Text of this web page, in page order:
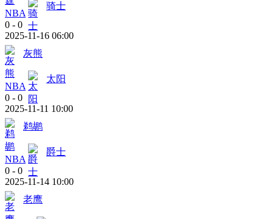
NBA
骑士
0 - 0
2025-11-16 06:00
灰熊
NBA
太阳
0 - 0
2025-11-11 10:00
鹈鹕
NBA
爵士
0 - 0
2025-11-14 10:00
老鹰